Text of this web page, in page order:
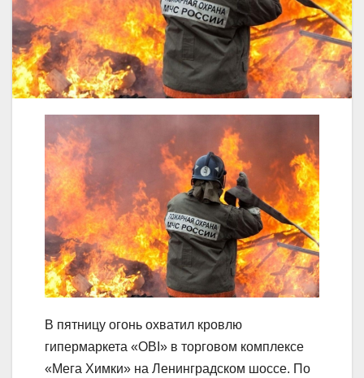
В пятницу огонь охватил кровлю
гипермаркета «OBI» в торговом комплексе
«Мега Химки» на Ленинградском шоссе. По